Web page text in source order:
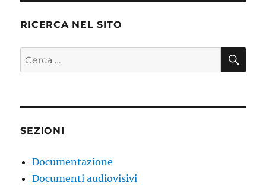
RICERCA NEL SITO
Cerca:
SEZIONI
Documentazione
Documenti audiovisivi